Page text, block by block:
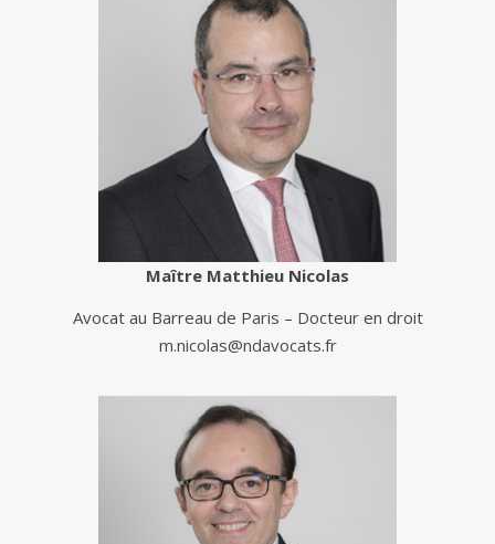
Maître Matthieu Nicolas
Avocat au Barreau de Paris – Docteur en droit
m.nicolas@ndavocats.fr